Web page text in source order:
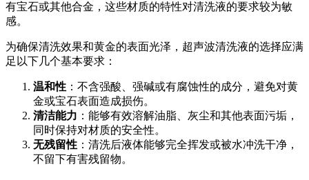
有宝石或其他合金，这些材质的特性对清洗液的要求较为敏
感。
为确保清洗效果和黄金的表面光泽，超声波清洗液的选择应满
足以下几个基本要求：
温和性 ：不含强酸、强碱或有腐蚀性的成分，避免对黄
金或宝石表面造成损伤。
清洁能力 ：能够有效溶解油脂、灰尘和其他表面污垢，
同时保持对材质的安全性。
无残留性 ：清洗后液体能够完全挥发或被水冲洗干净，
不留下有害残留物。